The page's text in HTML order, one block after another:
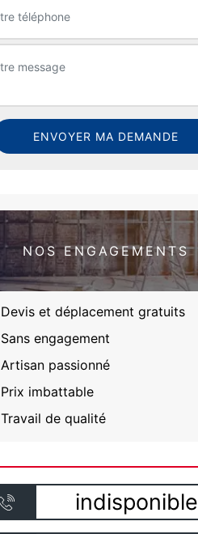
NOS ENGAGEMENTS
Devis et déplacement gratuits
Sans engagement
Artisan passionné
Prix imbattable
Travail de qualité
indisponible